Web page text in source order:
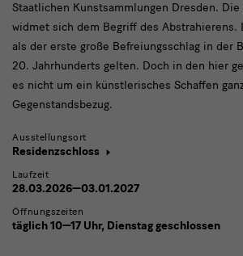
Staatlichen Kunstsammlungen Dresden.
widmet sich dem Begriff des Abstrahierens.
als der erste große Befreiungsschlag in der
20. Jahrhunderts gelten. Doch in den hier
es nicht um ein künstlerisches Schaffen
Gegenstandsbezug.
Ausstellungsort
Residenzschloss
Laufzeit
28.03.2026—03.01.2027
Öffnungszeiten
täglich 10—17 Uhr, Dienstag geschlossen